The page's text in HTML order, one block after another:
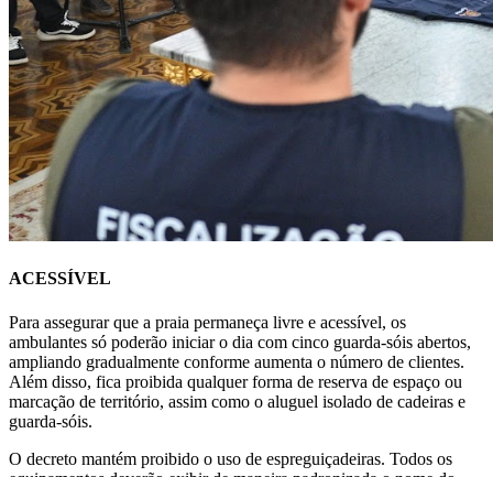
ACESSÍVEL
Para assegurar que a praia permaneça livre e acessível, os
ambulantes só poderão iniciar o dia com cinco guarda-sóis abertos,
ampliando gradualmente conforme aumenta o número de clientes.
Além disso, fica proibida qualquer forma de reserva de espaço ou
marcação de território, assim como o aluguel isolado de cadeiras e
guarda-sóis.
O decreto mantém proibido o uso de espreguiçadeiras. Todos os